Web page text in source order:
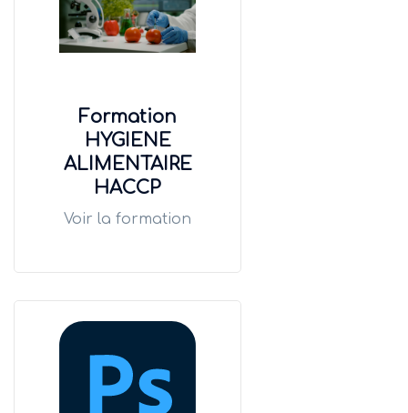
Formation
HYGIENE
ALIMENTAIRE
HACCP
Voir la formation